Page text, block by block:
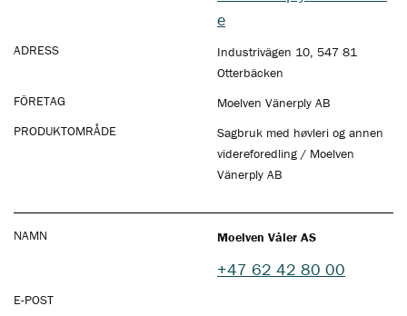
e
ADRESS
Industrivägen 10, 547 81
Otterbäcken
FÖRETAG
Moelven Vänerply AB
PRODUKTOMRÅDE
Sagbruk med høvleri og annen
videreforedling / Moelven
Vänerply AB
NAMN Moelven Våler AS
+47 62 42 80 00
E-POST